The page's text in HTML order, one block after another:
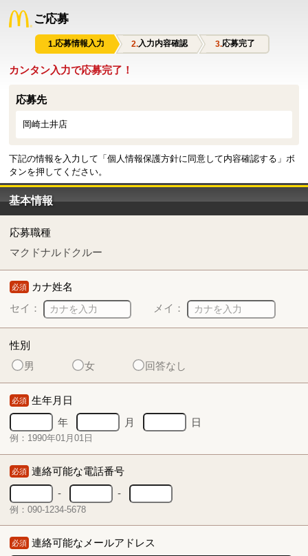
ご応募
応募情報入力 入力内容確認 応募完了
カンタン入力で応募完了！
応募先
岡崎土井店
下記の情報を入力して「個人情報保護方針に同意して内容確認する」ボ
タンを押してください。
基本情報
応募職種
マクドナルドクルー
必須 カナ姓名
セイ：
メイ：
性別
男
女 回答なし
必須 生年月日
年
月 日
例：1990年01月01日
必須 連絡可能な電話番号
-
-
例：090-1234-5678
必須 連絡可能なメールアドレス